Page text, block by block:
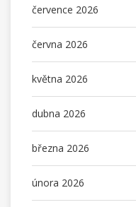
července 2026
června 2026
května 2026
dubna 2026
března 2026
února 2026